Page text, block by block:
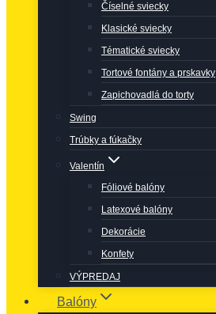
Číselné sviecky
Klasické sviecky
Tématické sviecky
Tortové fontány a prskavky
Zapichovadlá do torty
Swing
Trúbky a fúkačky
Valentín
Fóliové balóny
Latexové balóny
Dekorácie
Konfety
VÝPREDAJ
Balóny